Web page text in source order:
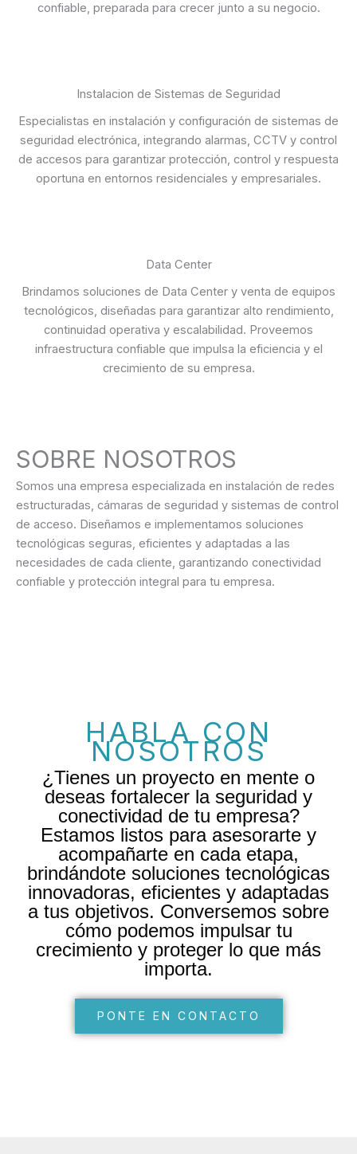
confiable, preparada para crecer junto a su negocio.
Instalacion de Sistemas de Seguridad
Especialistas en instalación y configuración de sistemas de
seguridad electrónica, integrando alarmas, CCTV y control
de accesos para garantizar protección, control y respuesta
oportuna en entornos residenciales y empresariales.
Data Center
Brindamos soluciones de Data Center y venta de equipos
tecnológicos, diseñadas para garantizar alto rendimiento,
continuidad operativa y escalabilidad. Proveemos
infraestructura confiable que impulsa la eficiencia y el
crecimiento de su empresa.
SOBRE NOSOTROS
Somos una empresa especializada en instalación de redes
estructuradas, cámaras de seguridad y sistemas de control
de acceso. Diseñamos e implementamos soluciones
tecnológicas seguras, eficientes y adaptadas a las
necesidades de cada cliente, garantizando conectividad
confiable y protección integral para tu empresa.
HABLA CON
NOSOTROS
¿Tienes un proyecto en mente o
deseas fortalecer la seguridad y
conectividad de tu empresa?
Estamos listos para asesorarte y
acompañarte en cada etapa,
brindándote soluciones tecnológicas
innovadoras, eficientes y adaptadas
a tus objetivos. Conversemos sobre
cómo podemos impulsar tu
crecimiento y proteger lo que más
importa.
PONTE EN CONTACTO